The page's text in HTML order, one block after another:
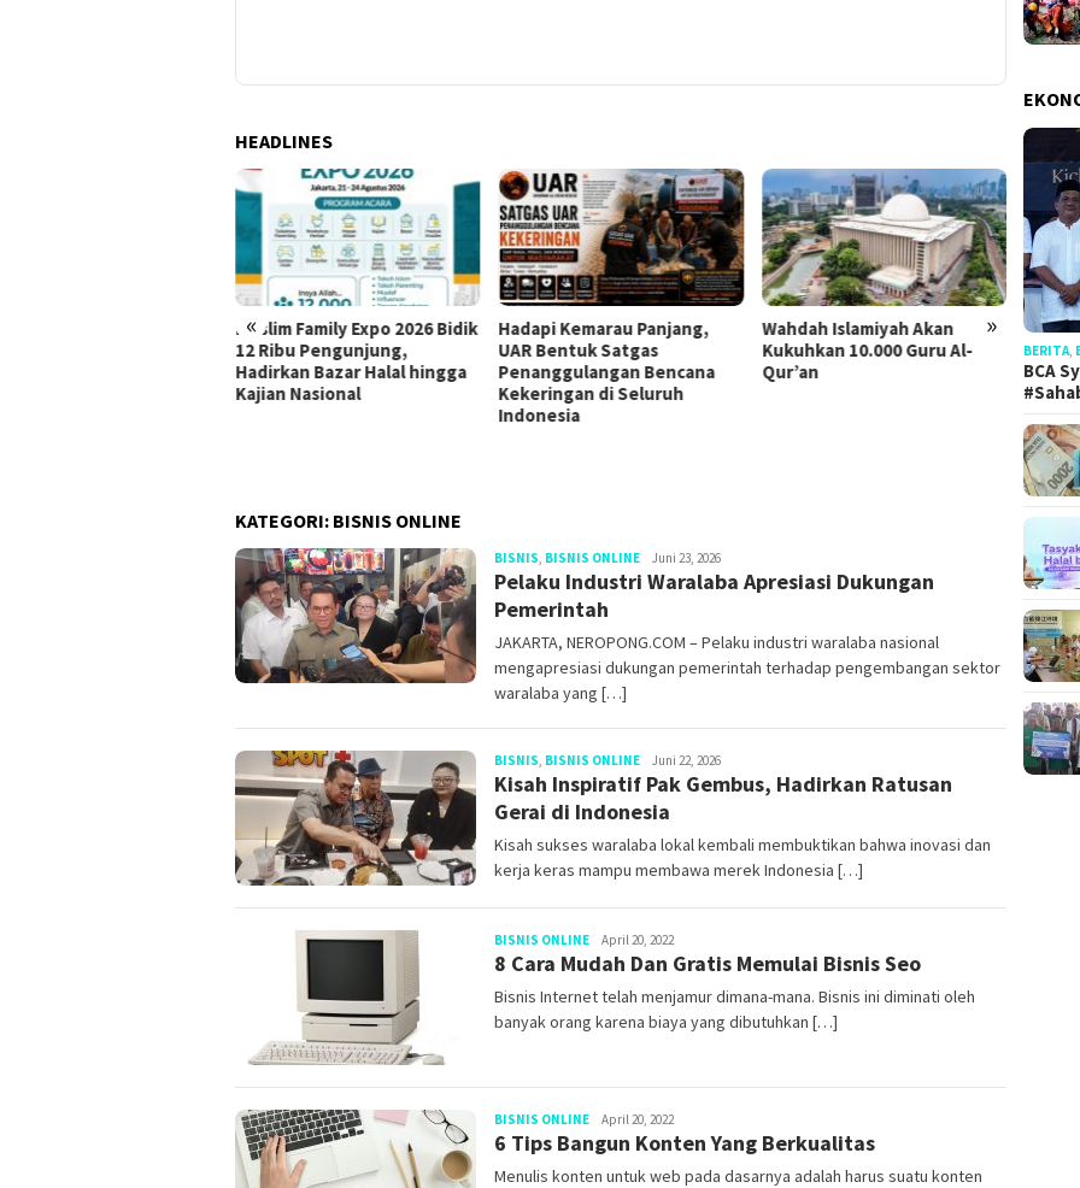
HEADLINES
« »
Muslim Family Expo 2026 Bidik
12 Ribu Pengunjung,
Hadirkan Bazar Halal hingga
Kajian Nasional
Hadapi Kemarau Panjang,
UAR Bentuk Satgas
Penanggulangan Bencana
Kekeringan di Seluruh
Indonesia
Wahdah Islamiyah Akan
Kukuhkan 10.000 Guru Al-
Qur’an
Turut
Dua
KATEGORI: BISNIS ONLINE
BISNIS, BISNIS ONLINE Redaksi
Juni 23, 2026
Pelaku Industri Waralaba Apresiasi Dukungan
Pemerintah
JAKARTA, NEROPONG.COM – Pelaku industri waralaba nasional
mengapresiasi dukungan pemerintah terhadap pengembangan sektor
waralaba yang […]
BISNIS, BISNIS ONLINE Redaksi
Juni 22, 2026
Kisah Inspiratif Pak Gembus, Hadirkan Ratusan
Gerai di Indonesia
Kisah sukses waralaba lokal kembali membuktikan bahwa inovasi dan
kerja keras mampu membawa merek Indonesia […]
BISNIS ONLINE arfcograph
April 20, 2022
8 Cara Mudah Dan Gratis Memulai Bisnis Seo
Bisnis Internet telah menjamur dimana-mana. Bisnis ini diminati oleh
banyak orang karena biaya yang dibutuhkan […]
BISNIS ONLINE arfcograph
April 20, 2022
6 Tips Bangun Konten Yang Berkualitas
Menulis konten untuk web pada dasarnya adalah harus suatu konten
BERITA
BCA